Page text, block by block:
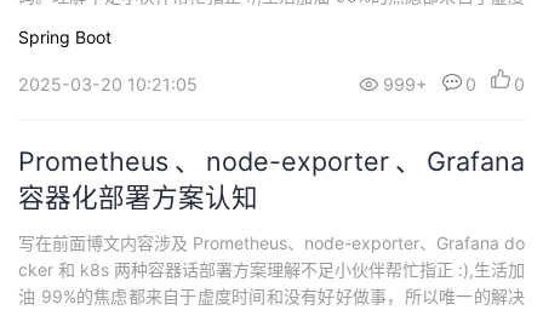
完事情，战胜焦虑，战胜那些心里空荡荡的时刻，而不是选择逃
避。不要站在原地想象困难，行动永远是改变现状的最佳方式持续
Spring Boot
2025-03-20 10:21:05 999+ 0 0
Prometheus、node-exporter、Grafana
容器化部署方案认知
写在前面博文内容涉及 Prometheus、node-exporter、Grafana do
cker 和 k8s 两种容器话部署方案理解不足小伙伴帮忙指正 :),生活加
油 99%的焦虑都来自于虚度时间和没有好好做事，所以唯一的解决